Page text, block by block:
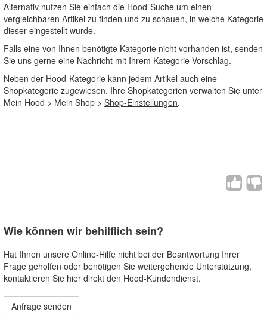
Alternativ nutzen Sie einfach die Hood-Suche um einen
vergleichbaren Artikel zu finden und zu schauen, in welche Kategorie
dieser eingestellt wurde.
Falls eine von Ihnen benötigte Kategorie nicht vorhanden ist, senden
Sie uns gerne eine Nachricht mit Ihrem Kategorie-Vorschlag.
Neben der Hood-Kategorie kann jedem Artikel auch eine
Shopkategorie zugewiesen. Ihre Shopkategorien verwalten Sie unter
Mein Hood > Mein Shop > Shop-Einstellungen.
Wie können wir behilflich sein?
Hat Ihnen unsere Online-Hilfe nicht bei der Beantwortung Ihrer
Frage geholfen oder benötigen Sie weitergehende Unterstützung,
kontaktieren Sie hier direkt den Hood-Kundendienst.
Anfrage senden